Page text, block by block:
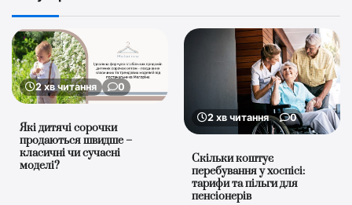
2 хв читання 0
Які дитячі сорочки
продаються швидше –
класичні чи сучасні
моделі?
2 хв читання 0
Скільки коштує
перебування у хоспісі:
тарифи та пільги для
пенсіонерів